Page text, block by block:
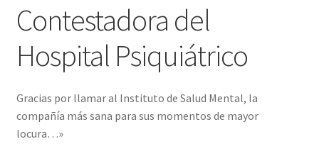
El Chuzo
Camisetas
Stickers
Ayuda al Cliente
Contestadora del
Hospital Psiquiátrico
Gracias por llamar al Instituto de Salud Mental, la
compañía más sana para sus momentos de mayor
locura…»